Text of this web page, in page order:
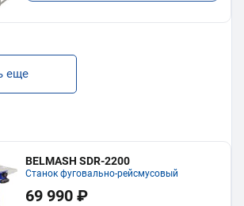
еще
BELMASH SDR-2200
Станок фуговально-рейсмусовый
69 990 ₽